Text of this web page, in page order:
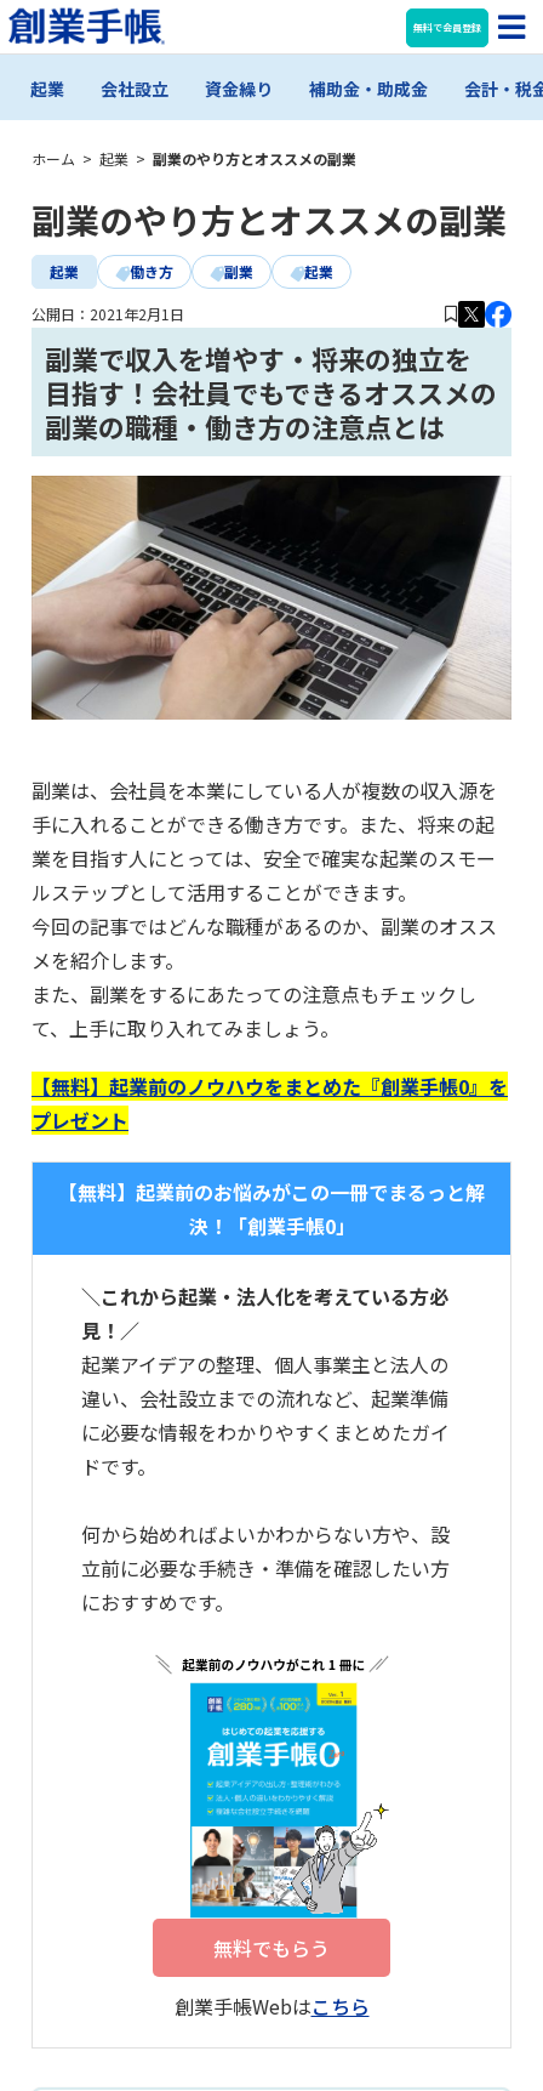
無料で会員登録
起業 会社設立 資金繰り 補助金・助成金 会計・税
ホーム > 起業 > 副業のやり方とオススメの副業
副業のやり方とオススメの副業
起業 働き方 副業 起業
公開日： 2021年2月1日
副業で収入を増やす・将来の独立を
目指す！会社員でもできるオススメの
副業の職種・働き方の注意点とは
副業は、会社員を本業にしている人が複数の収入源を
手に入れることができる働き方です。また、将来の起
業を目指す人にとっては、安全で確実な起業のスモー
ルステップとして活用することができます。
今回の記事ではどんな職種があるのか、副業のオスス
メを紹介します。
また、副業をするにあたっての注意点もチェックし
て、上手に取り入れてみましょう。
【無料】起業前のノウハウをまとめた『創業手帳0』を
プレゼント
【無料】起業前のお悩みがこの一冊でまるっと解
決！「創業手帳0」
＼これから起業・法人化を考えている方必
見！／
起業アイデアの整理、個人事業主と法人の
違い、会社設立までの流れなど、起業準備
に必要な情報をわかりやすくまとめたガイ
ドです。
何から始めればよいかわからない方や、設
立前に必要な手続き・準備を確認したい方
におすすめです。
無料でもらう
創業手帳Webはこちら